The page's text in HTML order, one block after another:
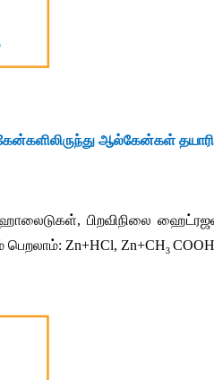
ஆல்கேன்கள்
ஹாலைடுகள், பிறவிநிலை
பெறலாம்: Zn+HCl, Zn+CH3